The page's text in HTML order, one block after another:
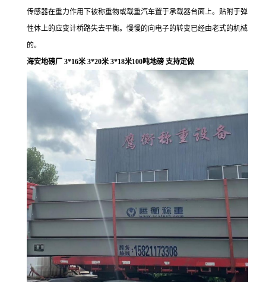
传感器在重力作用下被称重物或载重汽车置于承载器台面上。贴附于弹
性体上的应变计桥路失去平衡。慢慢的向电子的转变已经由老式的机械
的。
海安地磅厂 3*16米 3*20米 3*18米100吨地磅 支持定做